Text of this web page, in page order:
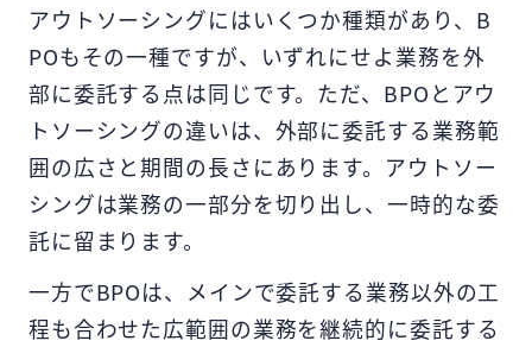
アウトソーシングにはいくつか種類があり、B
POもその一種ですが、いずれにせよ業務を外
部に委託する点は同じです。ただ、BPOとアウ
トソーシングの違いは、外部に委託する業務範
囲の広さと期間の長さにあります。アウトソー
シングは業務の一部分を切り出し、一時的な委
託に留まります。
一方でBPOは、メインで委託する業務以外の工
程も合わせた広範囲の業務を継続的に委託する